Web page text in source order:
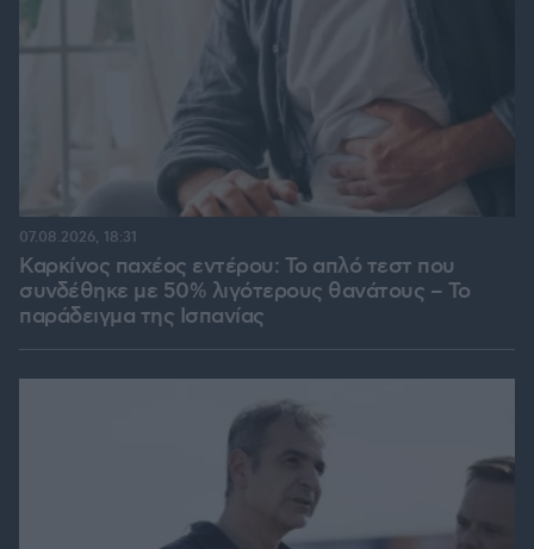
Καρκίνος παχέος εντέρου: Το απλό τεστ που
συνδέθηκε με 50% λιγότερους θανάτους – Το
παράδειγμα της Ισπανίας
07.08.2026, 18:31